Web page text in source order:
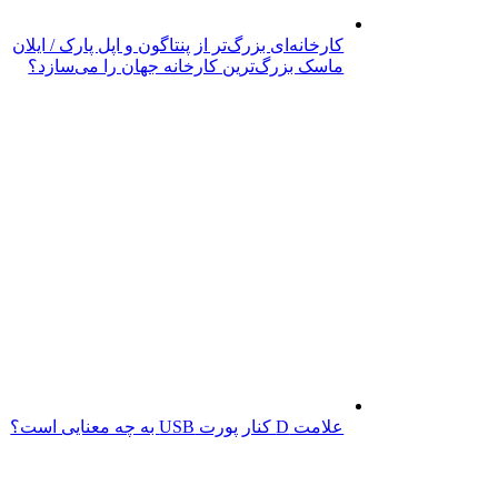
کارخانه‌ای بزرگ‌تر از پنتاگون و اپل پارک / ایلان
ماسک بزرگ‌ترین کارخانه جهان را می‌سازد؟
علامت D کنار پورت USB به چه معنایی است؟